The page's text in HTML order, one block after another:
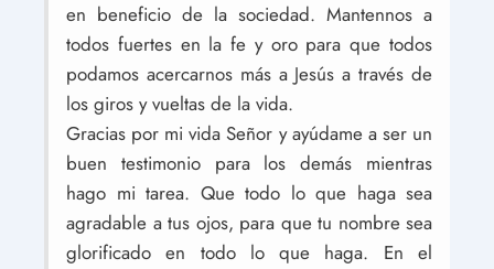
en beneficio de la sociedad. Mantennos a
todos fuertes en la fe y oro para que todos
podamos acercarnos más a Jesús a través de
los giros y vueltas de la vida.
Gracias por mi vida Señor y ayúdame a ser un
buen testimonio para los demás mientras
hago mi tarea. Que todo lo que haga sea
agradable a tus ojos, para que tu nombre sea
glorificado en todo lo que haga. En el